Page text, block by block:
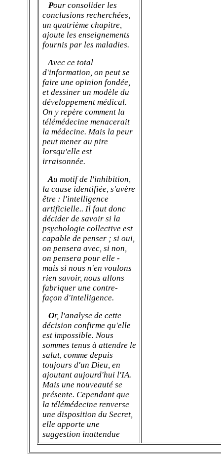
Pour consolider les
conclusions recherchées,
un quatrième chapitre,
ajoute les enseignements
fournis par les maladies.
Avec ce total
d'information, on peut se
faire une opinion fondée,
et dessiner un modèle du
développement médical.
On y repère comment la
télémédecine menacerait
la médecine. Mais la peur
peut mener au pire
lorsqu'elle est
irraisonnée.
Au motif de l'inhibition,
la cause identifiée, s'avère
être : l'intelligence
artificielle.. Il faut donc
décider de savoir si la
psychologie collective est
capable de penser ; si oui,
on pensera avec, si non,
on pensera pour elle -
mais si nous n'en voulons
rien savoir, nous allons
fabriquer une contre-
façon d'intelligence.
Or, l'analyse de cette
décision confirme qu'elle
est impossible. Nous
sommes tenus à attendre le
salut, comme depuis
toujours d'un Dieu, en
ajoutant aujourd'hui l'IA.
Mais une nouveauté se
présente. Cependant que
la télémédecine renverse
une disposition du Secret,
elle apporte une
suggestion inattendue